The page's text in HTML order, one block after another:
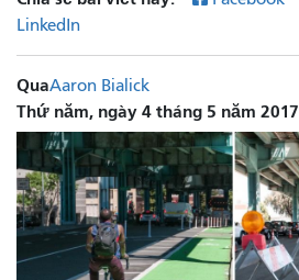
LinkedIn
QuaAaron Bialick
Thứ năm, ngày 4 tháng 5 năm 2017